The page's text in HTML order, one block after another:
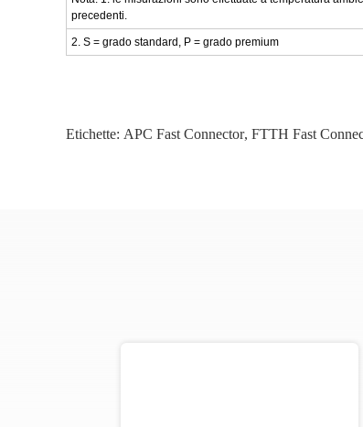
precedenti.
2. S = grado standard, P = grado premium
Etichette: APC Fast Connector, FTTH Fast